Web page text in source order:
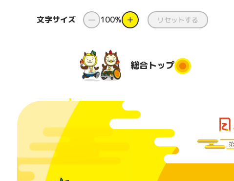
文字サイズ ー 100% ＋ リセットする
総合トップ
総合トップ
ダンス
ダンス出前授